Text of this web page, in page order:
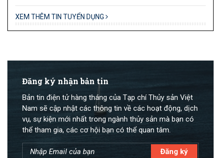
XEM THÊM TIN TUYỂN DỤNG
Đăng ký nhận bản tin
Bản tin điện tử hàng tháng của Tạp chí Thủy sản Việt
Nam sẽ cập nhật các thông tin về các hoạt động, dịch
vụ, sự kiện mới nhất trong ngành thủy sản mà bạn có
thể tham gia, các cơ hội bạn có thể quan tâm.